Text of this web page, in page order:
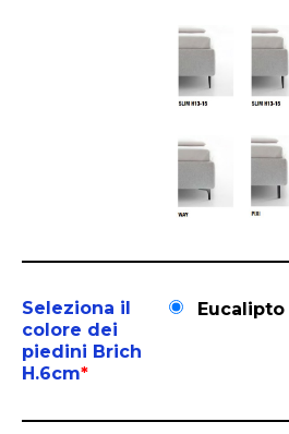
Seleziona il
colore dei
piedini Brich
H.6cm*
Eucalipto